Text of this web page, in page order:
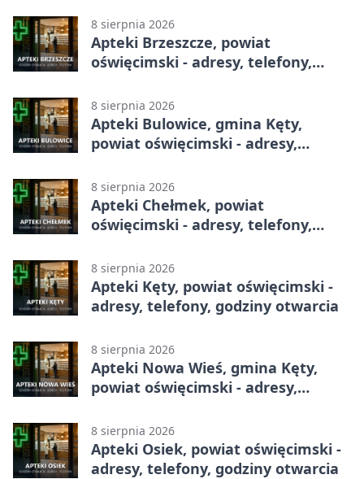
8 sierpnia 2026
Apteki Brzeszcze, powiat
oświęcimski - adresy, telefony,
8 sierpnia 2026
Apteki Bulowice, gmina Kęty,
powiat oświęcimski - adresy,
8 sierpnia 2026
Apteki Chełmek, powiat
oświęcimski - adresy, telefony,
8 sierpnia 2026
Apteki Kęty, powiat oświęcimski -
adresy, telefony, godziny otwarcia
8 sierpnia 2026
Apteki Nowa Wieś, gmina Kęty,
powiat oświęcimski - adresy,
8 sierpnia 2026
Apteki Osiek, powiat oświęcimski -
adresy, telefony, godziny otwarcia